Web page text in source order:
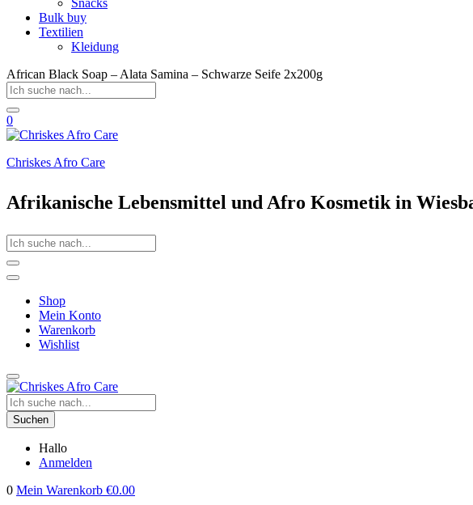
Snacks
Bulk buy
Textilien
Kleidung
African Black Soap – Alata Samina – Schwarze Seife 2x200g
0
Chriskes Afro Care
Afrikanische Lebensmittel und Afro Kosmetik in
Shop
Mein Konto
Warenkorb
Wishlist
Suchen
Hallo
Anmelden
0 Mein Warenkorb €0.00